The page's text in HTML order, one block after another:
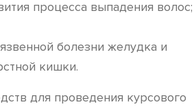
процесса выпадения волос;
болезни желудка и
кишки.
для проведения курсового